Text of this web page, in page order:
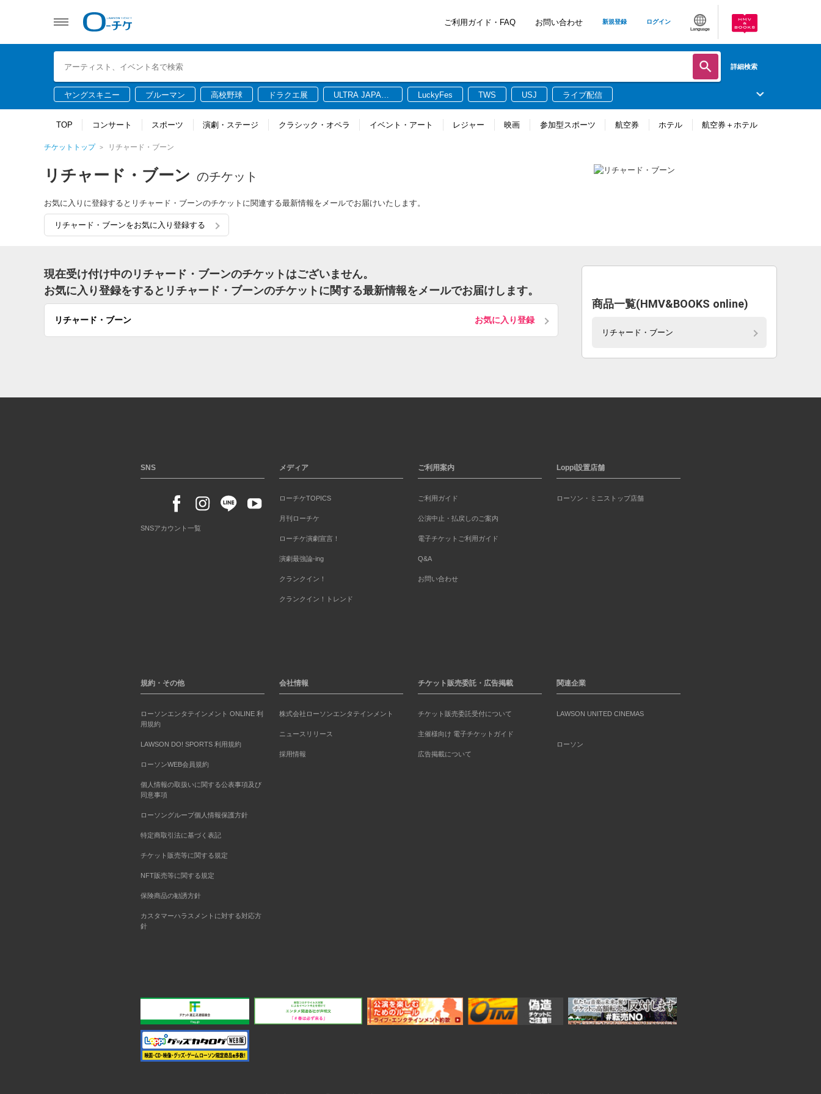
ご利用ガイド・FAQ お問い合わせ 新規登録 ログイン
Language
詳細検索
ヤングスキニー ブルーマン 高校野球 ドラクエ展
ULTRA JAPAN
LuckyFes TWS USJ ライブ配信
TOP コンサート スポーツ 演劇・ステージ クラシック・オペラ イベント・アート レジャー 映画 参加型スポーツ 航空券 ホテル 航空券＋ホテル
チケットトップ リチャード・ブーン
リチャード・ブーン のチケット
お気に入りに登録するとリチャード・ブーンのチケットに関連する最新情報をメールでお届けいたします。
リチャード・ブーンをお気に入り登録する
現在受け付け中のリチャード・ブーンのチケットはございません。
お気に入り登録をするとリチャード・ブーンのチケットに関する最新情報をメールでお届けします。
リチャード・ブーン お気に入り登録
商品一覧(HMV&BOOKS online)
リチャード・ブーン
SNS
SNSアカウント一覧
メディア
ローチケTOPICS
月刊ローチケ
ローチケ演劇宣言！
演劇最強論-ing
クランクイン！
クランクイン！トレンド
ご利用案内
ご利用ガイド
公演中止・払戻しのご案内
電子チケットご利用ガイド
Q&A
お問い合わせ
Loppi設置店舗
ローソン・ミニストップ店舗
規約・その他
ローソンエンタテインメント ONLINE 利
用規約
LAWSON DO! SPORTS 利用規約
ローソンWEB会員規約
個人情報の取扱いに関する公表事項及び
同意事項
ローソングループ個人情報保護方針
特定商取引法に基づく表記
チケット販売等に関する規定
NFT販売等に関する規定
保険商品の勧誘方針
カスタマーハラスメントに対する対応方
針
会社情報
株式会社ローソンエンタテインメント
ニュースリリース
採用情報
チケット販売委託・広告掲載
チケット販売委託受付について
主催様向け 電子チケットガイド
広告掲載について
関連企業
LAWSON UNITED CINEMAS
ローソン